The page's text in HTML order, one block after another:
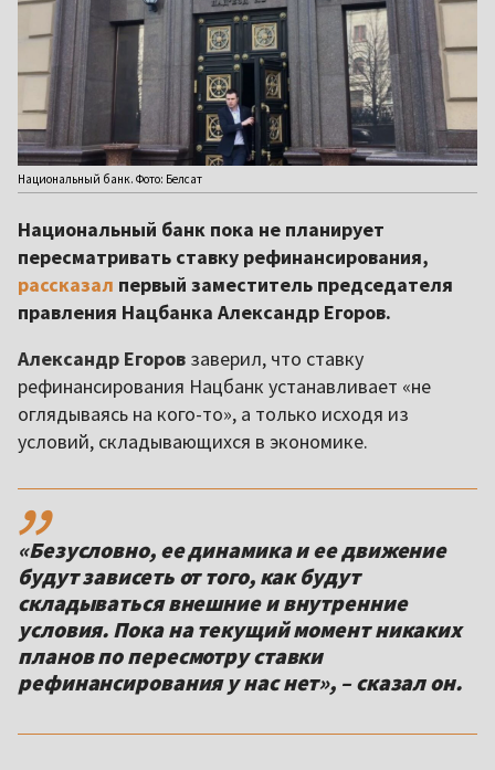
Национальный банк. Фото: Белсат
Национальный банк пока не планирует
пересматривать ставку рефинансирования,
рассказал первый заместитель председателя
правления Нацбанка Александр Егоров.
Александр Егоров заверил, что ставку
рефинансирования Нацбанк устанавливает «не
оглядываясь на кого-то», а только исходя из
условий, складывающихся в экономике.
,,
«Безусловно, ее динамика и ее движение
будут зависеть от того, как будут
складываться внешние и внутренние
условия. Пока на текущий момент никаких
планов по пересмотру ставки
рефинансирования у нас нет», – сказал он.